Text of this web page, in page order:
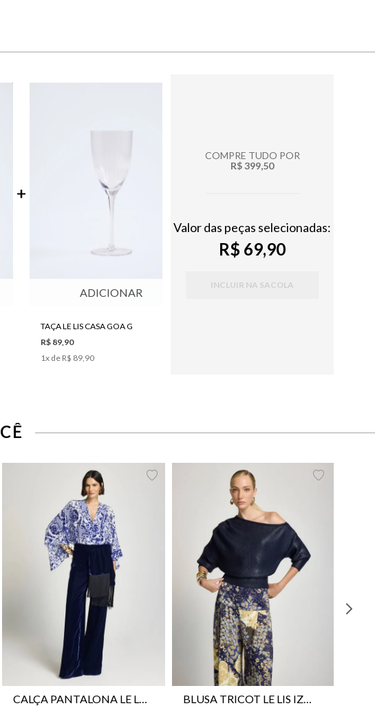
ADICIONAR
TAÇA LE LIS CASA GOA G
R$ 89,90
1x de R$ 89,90
ADICIONAR
COMPRE TUDO POR
R$ 399,50
Valor das peças selecionadas:
R$ 69,90
INCLUIR NA SACOLA
34 36 38
CALÇA PANTALONA LE LIS SONIA FEMININA
PP P M G
BLUSA TRICOT LE LIS IZUMI FEMININA